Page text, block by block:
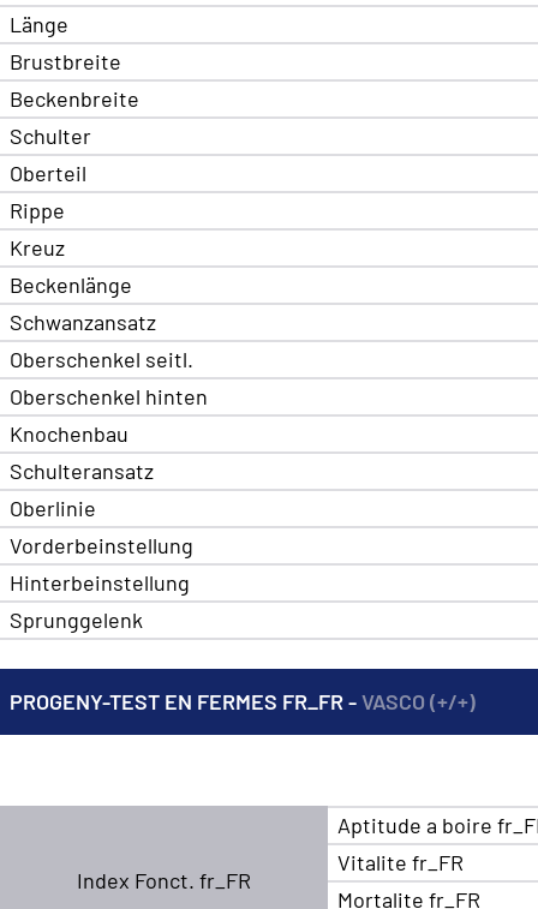
Länge
Brustbreite
Beckenbreite
Schulter
Oberteil
Rippe
Kreuz
Beckenlänge
Schwanzansatz
Oberschenkel seitl.
Oberschenkel hinten
Knochenbau
Schulteransatz
Oberlinie
Vorderbeinstellung
Hinterbeinstellung
Sprunggelenk
PROGENY-TEST EN FERMES FR_FR -VASCO (+/+)
Index Fonct. fr_FR
Aptitude a boire
Vitalite fr_FR
Mortalite fr_FR